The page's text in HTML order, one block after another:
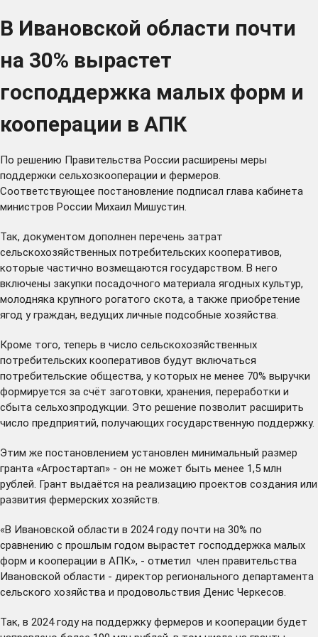
В Ивановской области почти
на 30% вырастет
господдержка малых форм и
кооперации в АПК
По решению Правительства России расширены меры
поддержки сельхозкооперации и фермеров.
Соответствующее постановление подписал глава кабинета
министров России Михаил Мишустин.
Так, документом дополнен перечень затрат
сельскохозяйственных потребительских кооперативов,
которые частично возмещаются государством. В него
включены закупки посадочного материала ягодных культур,
молодняка крупного рогатого скота, а также приобретение
ягод у граждан, ведущих личные подсобные хозяйства.
Кроме того, теперь в число сельскохозяйственных
потребительских кооперативов будут включаться
потребительские общества, у которых не менее 70% выручки
формируется за счёт заготовки, хранения, переработки и
сбыта сельхозпродукции. Это решение позволит расширить
число предприятий, получающих государственную поддержку.
Этим же постановлением установлен минимальный размер
гранта «Агростартап» - он не может быть менее 1,5 млн
рублей. Грант выдаётся на реализацию проектов создания или
развития фермерских хозяйств.
«В Ивановской области в 2024 году почти на 30% по
сравнению с прошлым годом вырастет господдержка малых
форм и кооперации в АПК», - отметил член правительства
Ивановской области - директор регионального департамента
сельского хозяйства и продовольствия Денис Черкесов.
Так, в 2024 году на поддержку фермеров и кооперации будет